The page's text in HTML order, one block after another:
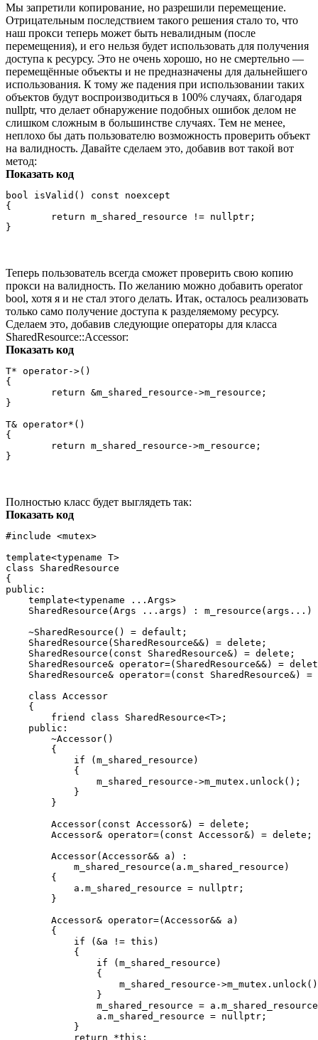
Мы запретили копирование, но разрешили перемещение.
Отрицательным последствием такого решения стало то, что
наш прокси теперь может быть невалидным (после
перемещения), и его нельзя будет использовать для получения
доступа к ресурсу. Это не очень хорошо, но не смертельно —
перемещённые объекты и не предназначены для дальнейшего
использования. К тому же падения при использовании таких
объектов будут воспроизводиться в 100% случаях, благодаря
nullptr, что делает обнаружение подобных ошибок делом не
слишком сложным в большинстве случаях. Тем не менее,
неплохо бы дать пользователю возможность проверить объект
на валидность. Давайте сделаем это, добавив вот такой вот
метод:
Показать код
bool isValid() const noexcept
{
Теперь пользователь всегда сможет проверить свою копию
прокси на валидность. По желанию можно добавить operator
bool, хотя я и не стал этого делать. Итак, осталось реализовать
только само получение доступа к разделяемому ресурсу.
Сделаем это, добавив следующие операторы для класса
SharedResource::Accessor:
Показать код
T* operator->()
{
}
T& operator*()
{
Полностью класс будет выглядеть так:
Показать код
#include <mutex>
template<typename T>
class SharedResource
{
public:
    template<typename ...Args>
SharedResource(Args ...args) : m_resource(args...)
    ~SharedResource() = default;
    SharedResource(SharedResource&&) = delete;
    SharedResource(const SharedResource&) = delete;
SharedResource& operator=(SharedResource&&) =
SharedResource& operator=(const SharedResource&) =
    class Accessor
    {
        friend class SharedResource<T>;
    public:
        ~Accessor()
        {
            if (m_shared_resource)
            {
                m_shared_resource->m_mutex.unlock();
            }
        }
        Accessor(const Accessor&) = delete;
        Accessor& operator=(const Accessor&) = delete;
        Accessor(Accessor&& a) :
            m_shared_resource(a.m_shared_resource)
        {
            a.m_shared_resource = nullptr;
        }
        Accessor& operator=(Accessor&& a)
        {
            if (&a != this)
            {
                if (m_shared_resource)
                {
m_shared_resource-
                }
m_shared_resource =
                a.m_shared_resource = nullptr;
            }
            return *this;